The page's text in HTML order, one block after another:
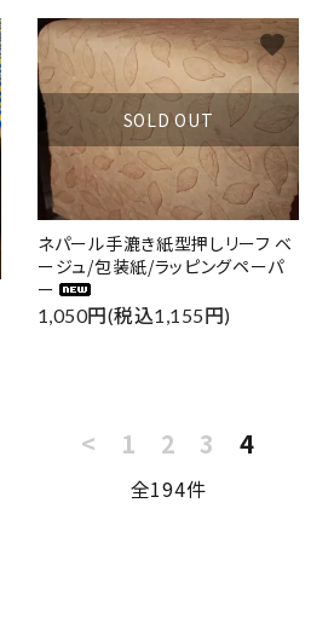
SOLD OUT
ネパール手漉き紙型押しリーフ ベ
ージュ/包装紙/ラッピングペーパ
ー
1,050円(税込1,155円)
favorite
< 1 2 3 4
全194件